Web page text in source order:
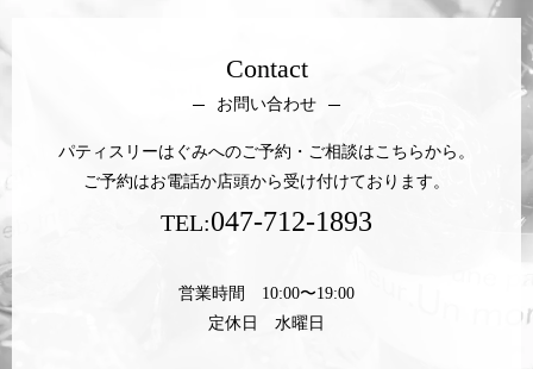
Contact
お問い合わせ
パティスリーはぐみへのご予約・ご相談はこちらから。
ご予約はお電話か店頭から受け付けております。
TEL:047-712-1893
営業時間 10:00〜19:00
定休日 水曜日